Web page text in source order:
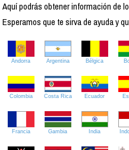
Aquí podrás obtener información de
Esperamos que te sirva de ayuda y
Andorra Argentina Bélgica
Colombia Costa Rica Ecuador
Francia Gambia India